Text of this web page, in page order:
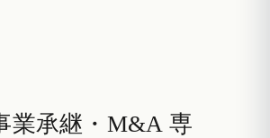
業承継・M&A 専